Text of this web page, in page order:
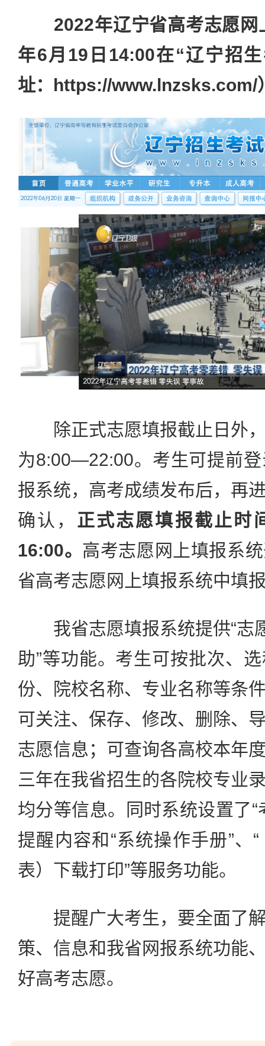
2022年辽宁省高考志愿
年6月19日14:00在“辽宁招
址：https://www.lnzsks.com/
除正式志愿填报截止日外，
为8:00—22:00。考生可提前
报系统，高考成绩发布后，再
确认， 正式志愿填报截止时
16:00。 高考志愿网上填报系
省高考志愿网上填报系统中填
我省志愿填报系统提供“志
助”等功能。考生可按批次、
份、院校名称、专业名称等条
可关注、保存、修改、删除、
志愿信息；可查询各高校本年
三年在我省招生的各院校专业
均分等信息。同时系统设置了“
提醒内容和“系统操作手册”、
表）下载打印”等服务功能。
提醒广大考生，要全面了解
策、信息和我省网报系统功能
好高考志愿。